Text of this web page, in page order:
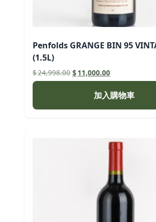
Penfolds GRANGE BIN 95
(1.5L)
$24,998.00 原
始
$24,998.00。
$11,000.00目
前
價
格：
$11,000.00。
加入購物車